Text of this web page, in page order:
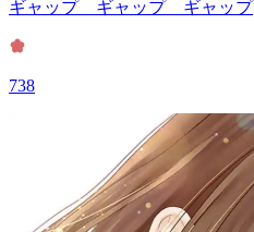
ギャップ ギャップ ギャップ
738